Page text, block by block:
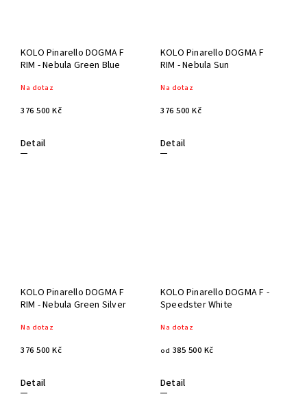
KOLO Pinarello DOGMA F
RIM - Nebula Green Blue
Na dotaz
376 500 Kč
Detail
KOLO Pinarello DOGMA F
RIM - Nebula Sun
Na dotaz
376 500 Kč
Detail
KOLO Pinarello DOGMA F
RIM - Nebula Green Silver
Na dotaz
376 500 Kč
Detail
KOLO Pinarello DOGMA F -
Speedster White
Na dotaz
od 385 500 Kč
Detail